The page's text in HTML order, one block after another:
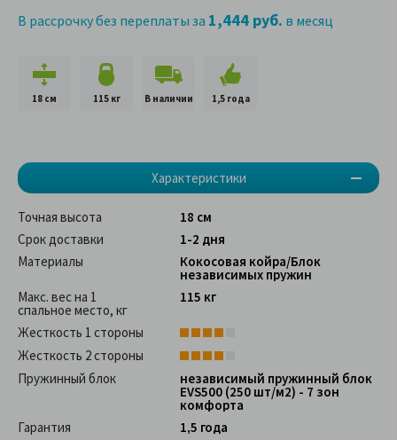
В рассрочку без переплаты за 1,444 руб. в месяц
18 см 115 кг В наличии 1,5 года
Характеристики
Точная высота
18 см
Срок доставки
1-2 дня
Материалы
Кокосовая койра/Блок
независимых пружин
Макс. вес на 1
спальное место, кг
115 кг
Жесткость 1 стороны
Жесткость 2 стороны
Пружинный блок
независимый пружинный блок
EVS500 (250 шт/м2) - 7 зон
комфорта
Гарантия
1,5 года